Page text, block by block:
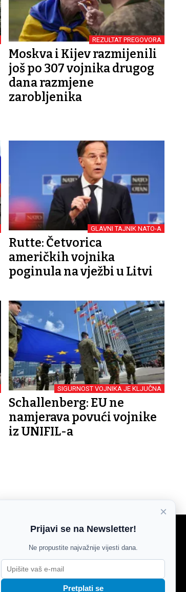
REZULTAT PREGOVORA
Moskva i Kijev razmijenili
još po 307 vojnika drugog
dana razmjene
zarobljenika
GLAVNI TAJNIK NATO-A
Rutte: Četvorica
američkih vojnika
poginula na vježbi u Litvi
SIGURNOST VOJNIKA JE KLJUČNA
Schallenberg: EU ne
namjerava povući vojnike
iz UNIFIL-a
Agroglas
×
Prijavi se na Newsletter!
Ne propustite najvažnije vijesti dana.
Pretplati se